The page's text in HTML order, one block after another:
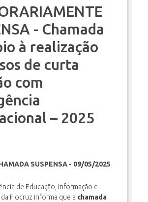
- Chamada
à realização
de curta
com
– 2025
SUSPENSA - 09/05/2025
de Educação, Informação e
Fiocruz informa que a chamada